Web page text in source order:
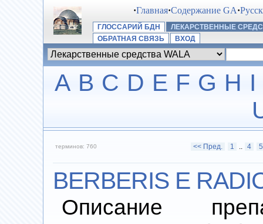
·Главная·Содержание GA·
ГЛОССАРИЙ БДН
ЛЕКАРСТВЕННЫЕ
ОБРАТНАЯ СВЯЗЬ
ВХОД
A B C D E F G H I
терминов: 760 << Пред. 1 4 5
BERBERIS E
Описание